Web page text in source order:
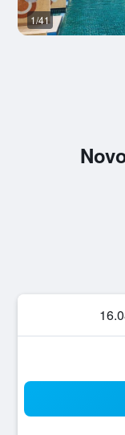
1/41